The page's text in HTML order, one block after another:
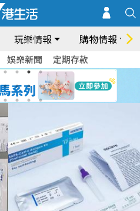
玩樂情報 購物情報
娛樂新聞 定期存款